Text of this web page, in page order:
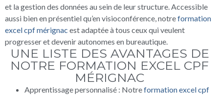
et la gestion des données au sein de leur structure. Accessible
aussi bien en présentiel qu’en visioconférence, notreformation
excel cpf mérignac est adaptée à tous ceux qui veulent
progresser et devenir autonomes en bureautique.
UNE LISTE DES AVANTAGES DE
NOTRE FORMATION EXCEL CPF
MÉRIGNAC
Apprentissage personnalisé : Notreformation excel cpf